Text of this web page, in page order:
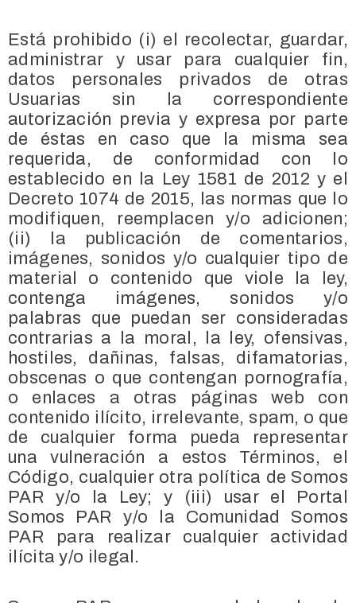
Está prohibido (i) el recolectar, guardar,
administrar y usar para cualquier fin,
datos personales privados de otras
Usuarias sin la correspondiente
autorización previa y expresa por parte
de éstas en caso que la misma sea
requerida, de conformidad con lo
establecido en la Ley 1581 de 2012 y el
Decreto 1074 de 2015, las normas que lo
modifiquen, reemplacen y/o adicionen;
(ii) la publicación de comentarios,
imágenes, sonidos y/o cualquier tipo de
material o contenido que viole la ley,
contenga imágenes, sonidos y/o
palabras que puedan ser consideradas
contrarias a la moral, la ley, ofensivas,
hostiles, dañinas, falsas, difamatorias,
obscenas o que contengan pornografía,
o enlaces a otras páginas web con
contenido ilícito, irrelevante, spam, o que
de cualquier forma pueda representar
una vulneración a estos Términos, el
Código, cualquier otra política de Somos
PAR y/o la Ley; y (iii) usar el Portal
Somos PAR y/o la Comunidad Somos
PAR para realizar cualquier actividad
ilícita y/o ilegal.